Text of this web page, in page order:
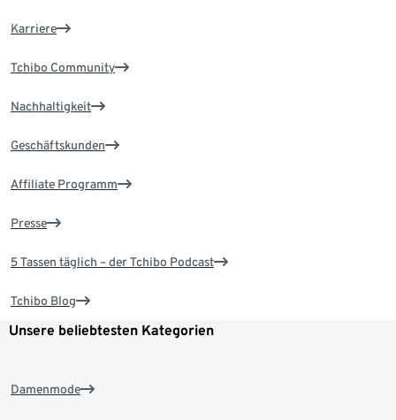
Karriere
Tchibo Community
Nachhaltigkeit
Geschäftskunden
Affiliate Programm
Presse
5 Tassen täglich – der Tchibo Podcast
Tchibo Blog
Unsere beliebtesten Kategorien
Damenmode